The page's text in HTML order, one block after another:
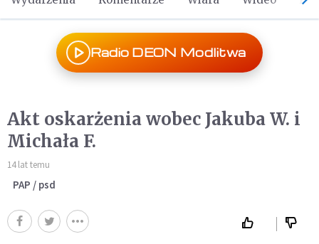
Radio DEON Modlitwa
Akt oskarżenia wobec Jakuba W. i
Michała F.
14 lat temu
PAP / psd